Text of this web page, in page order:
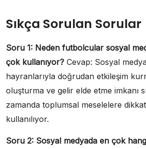
Sıkça Sorulan Sorular
Soru 1: Neden futbolcular sosyal
çok kullanıyor? Cevap: Sosyal
hayranlarıyla doğrudan etkileşim
oluşturma ve gelir elde etme imkanı
zamanda toplumsal meselelere
kullanılıyor.
Soru 2: Sosyal medyada en çok